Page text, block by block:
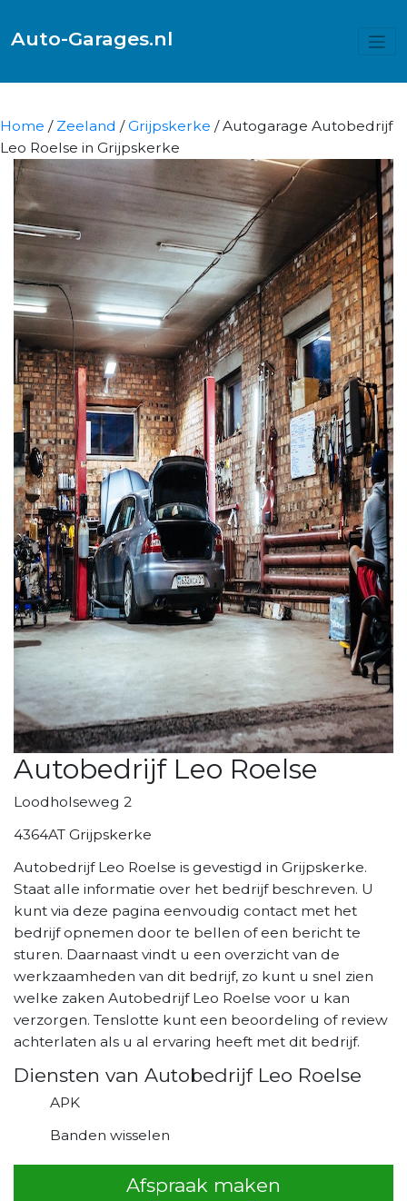
Auto-Garages.nl
Home / Zeeland /Grijpskerke / Autogarage Autobedrijf
Leo Roelse in Grijpskerke
Autobedrijf Leo Roelse
Loodholseweg 2
4364AT Grijpskerke
Autobedrijf Leo Roelse is gevestigd in Grijpskerke.
Staat alle informatie over het bedrijf beschreven. U
kunt via deze pagina eenvoudig contact met het
bedrijf opnemen door te bellen of een bericht te
sturen. Daarnaast vindt u een overzicht van de
werkzaamheden van dit bedrijf, zo kunt u snel zien
welke zaken Autobedrijf Leo Roelse voor u kan
verzorgen. Tenslotte kunt een beoordeling of review
achterlaten als u al ervaring heeft met dit bedrijf.
Diensten van Autobedrijf Leo Roelse
APK
Banden wisselen
Afspraak maken